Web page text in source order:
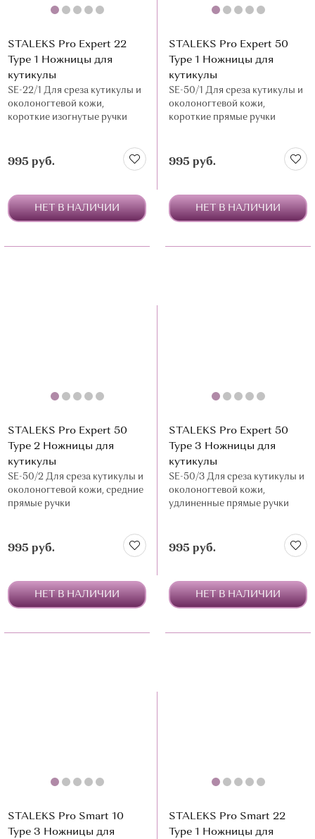
STALEKS Pro Expert 22
Type 1 Ножницы для
кутикулы
SE-22/1 Для среза кутикулы и
околоногтевой кожи,
короткие изогнутые ручки
995 руб.
НЕТ В НАЛИЧИИ
STALEKS Pro Expert 50
Type 1 Ножницы для
кутикулы
SE-50/1 Для среза кутикулы и
околоногтевой кожи,
короткие прямые ручки
995 руб.
НЕТ В НАЛИЧИИ
STALEKS Pro Expert 50
Type 2 Ножницы для
кутикулы
SE-50/2 Для среза кутикулы и
околоногтевой кожи, средние
прямые ручки
995 руб.
НЕТ В НАЛИЧИИ
STALEKS Pro Expert 50
Type 3 Ножницы для
кутикулы
SE-50/3 Для среза кутикулы и
околоногтевой кожи,
удлиненные прямые ручки
995 руб.
НЕТ В НАЛИЧИИ
STALEKS Pro Smart 10
Type 3 Ножницы для
STALEKS Pro Smart 22
Type 1 Ножницы для